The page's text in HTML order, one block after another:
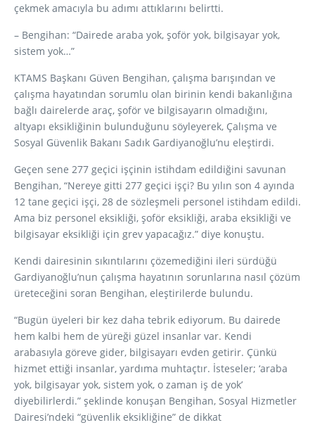
çekmek amacıyla bu adımı attıklarını belirtti.
– Bengihan: “Dairede araba yok, şoför yok, bilgisayar yok,
sistem yok…”
KTAMS Başkanı Güven Bengihan, çalışma barışından ve
çalışma hayatından sorumlu olan birinin kendi bakanlığına
bağlı dairelerde araç, şoför ve bilgisayarın olmadığını,
altyapı eksikliğinin bulunduğunu söyleyerek, Çalışma ve
Sosyal Güvenlik Bakanı Sadık Gardiyanoğlu’nu eleştirdi.
Geçen sene 277 geçici işçinin istihdam edildiğini savunan
Bengihan, “Nereye gitti 277 geçici işçi? Bu yılın son 4 ayında
12 tane geçici işçi, 28 de sözleşmeli personel istihdam edildi.
Ama biz personel eksikliği, şoför eksikliği, araba eksikliği ve
bilgisayar eksikliği için grev yapacağız.” diye konuştu.
Kendi dairesinin sıkıntılarını çözemediğini ileri sürdüğü
Gardiyanoğlu’nun çalışma hayatının sorunlarına nasıl çözüm
üreteceğini soran Bengihan, eleştirilerde bulundu.
“Bugün üyeleri bir kez daha tebrik ediyorum. Bu dairede
hem kalbi hem de yüreği güzel insanlar var. Kendi
arabasıyla göreve gider, bilgisayarı evden getirir. Çünkü
hizmet ettiği insanlar, yardıma muhtaçtır. İsteseler; ‘araba
yok, bilgisayar yok, sistem yok, o zaman iş de yok’
diyebilirlerdi.” şeklinde konuşan Bengihan, Sosyal Hizmetler
Dairesi’ndeki “güvenlik eksikliğine” de dikkat